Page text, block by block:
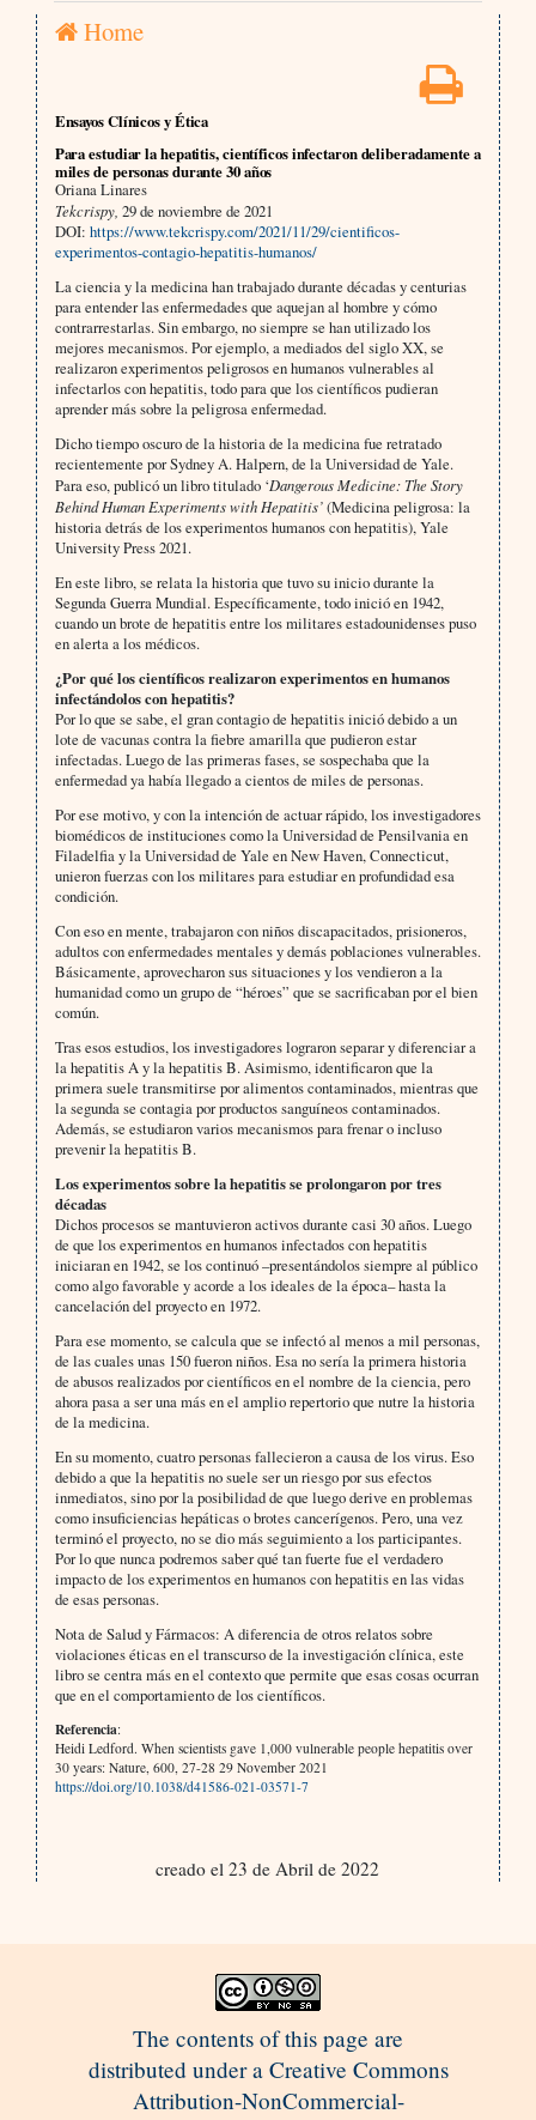
Home
Ensayos Clínicos y Ética
Para estudiar la hepatitis, científicos infectaron deliberadamente a
miles de personas durante 30 años
Oriana Linares
Tekcrispy, 29 de noviembre de 2021
DOI: https://www.tekcrispy.com/2021/11/29/cientificos-
experimentos-contagio-hepatitis-humanos/
La ciencia y la medicina han trabajado durante décadas y centurias
para entender las enfermedades que aquejan al hombre y cómo
contrarrestarlas. Sin embargo, no siempre se han utilizado los
mejores mecanismos. Por ejemplo, a mediados del siglo XX, se
realizaron experimentos peligrosos en humanos vulnerables al
infectarlos con hepatitis, todo para que los científicos pudieran
aprender más sobre la peligrosa enfermedad.
Dicho tiempo oscuro de la historia de la medicina fue retratado
recientemente por Sydney A. Halpern, de la Universidad de Yale.
Para eso, publicó un libro titulado ‘Dangerous Medicine: The Story
Behind Human Experiments with Hepatitis’(Medicina peligrosa: la
historia detrás de los experimentos humanos con hepatitis), Yale
University Press 2021.
En este libro, se relata la historia que tuvo su inicio durante la
Segunda Guerra Mundial. Específicamente, todo inició en 1942,
cuando un brote de hepatitis entre los militares estadounidenses puso
en alerta a los médicos.
¿Por qué los científicos realizaron experimentos en humanos
infectándolos con hepatitis?
Por lo que se sabe, el gran contagio de hepatitis inició debido a un
lote de vacunas contra la fiebre amarilla que pudieron estar
infectadas. Luego de las primeras fases, se sospechaba que la
enfermedad ya había llegado a cientos de miles de personas.
Por ese motivo, y con la intención de actuar rápido, los investigadores
biomédicos de instituciones como la Universidad de Pensilvania en
Filadelfia y la Universidad de Yale en New Haven, Connecticut,
unieron fuerzas con los militares para estudiar en profundidad esa
condición.
Con eso en mente, trabajaron con niños discapacitados, prisioneros,
adultos con enfermedades mentales y demás poblaciones vulnerables.
Básicamente, aprovecharon sus situaciones y los vendieron a la
humanidad como un grupo de “héroes” que se sacrificaban por el bien
común.
Tras esos estudios, los investigadores lograron separar y diferenciar a
la hepatitis A y la hepatitis B. Asimismo, identificaron que la
primera suele transmitirse por alimentos contaminados, mientras que
la segunda se contagia por productos sanguíneos contaminados.
Además, se estudiaron varios mecanismos para frenar o incluso
prevenir la hepatitis B.
Los experimentos sobre la hepatitis se prolongaron por tres
décadas
Dichos procesos se mantuvieron activos durante casi 30 años. Luego
de que los experimentos en humanos infectados con hepatitis
iniciaran en 1942, se los continuó –presentándolos siempre al público
como algo favorable y acorde a los ideales de la época– hasta la
cancelación del proyecto en 1972.
Para ese momento, se calcula que se infectó al menos a mil personas,
de las cuales unas 150 fueron niños. Esa no sería la primera historia
de abusos realizados por científicos en el nombre de la ciencia, pero
ahora pasa a ser una más en el amplio repertorio que nutre la historia
de la medicina.
En su momento, cuatro personas fallecieron a causa de los virus. Eso
debido a que la hepatitis no suele ser un riesgo por sus efectos
inmediatos, sino por la posibilidad de que luego derive en problemas
como insuficiencias hepáticas o brotes cancerígenos. Pero, una vez
terminó el proyecto, no se dio más seguimiento a los participantes.
Por lo que nunca podremos saber qué tan fuerte fue el verdadero
impacto de los experimentos en humanos con hepatitis en las vidas
de esas personas.
Nota de Salud y Fármacos: A diferencia de otros relatos sobre
violaciones éticas en el transcurso de la investigación clínica, este
libro se centra más en el contexto que permite que esas cosas ocurran
que en el comportamiento de los científicos.
Referencia:
Heidi Ledford. When scientists gave 1,000 vulnerable people hepatitis over
30 years: Nature, 600, 27-28 29 November 2021
https://doi.org/10.1038/d41586-021-03571-7
creado el 23 de Abril de 2022
The contents of this page are
distributed under a Creative Commons
Attribution-NonCommercial-